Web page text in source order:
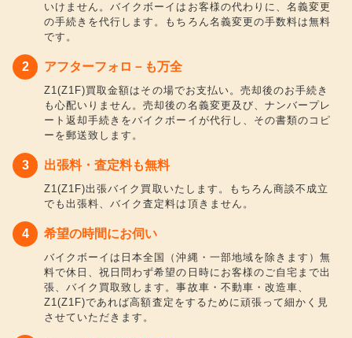
いけません。バイクボーイはお客様の代わりに、名義変更
の手続きを代行します。もちろん名義変更の手数料は無料
です。
アフターフォロ－も万全
Z1(Z1F)買取金額はその場でお支払い。売却後のお手続き
も心配いりません。売却後の名義変更及び、ナンバープレ
ート返却手続きをバイクボーイが代行し、その書類のコピ
ーを郵送致します。
出張料・査定料も無料
Z1(Z1F)出張バイク買取いたします。もちろん商談不成立
でも出張料、バイク査定料は頂きません。
希望の時間にお伺い
バイクボーイは日本全国（沖縄・一部地域を除きます）無
料で休日、祝日問わず希望の日時にお客様のご自宅まで出
張、バイク買取致します。事故車・不動車・改造車、
Z1(Z1F)であれば高額査定をするために頑張って細かく見
させていただきます。